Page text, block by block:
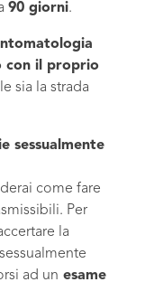
90 giorni.
con il proprio
sia la strada
sessualmente
come fare
Per
la
ad un esame